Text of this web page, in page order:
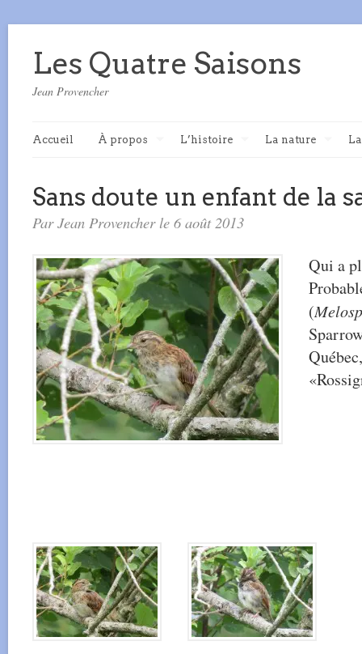
Les Quatre Saisons
Jean Provencher
Accueil À propos L’histoire La nature
Sans doute un enfant de la
Par Jean Provencher le 6 août 2013
Qui a
(